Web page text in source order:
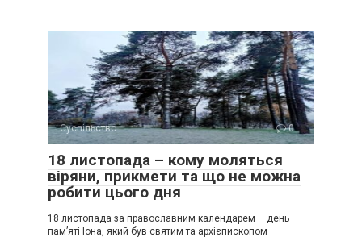
Суспільство 0
18 листопада – кому моляться
віряни, прикмети та що не можна
робити цього дня
18 листопада за православним календарем – день
пам’яті Іона, який був святим та архієпископом